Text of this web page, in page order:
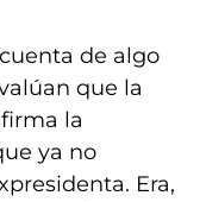
de algo
que la
la
ya no
Era,